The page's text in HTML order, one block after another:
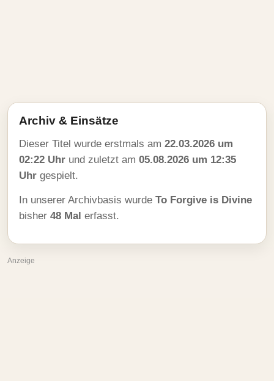
Archiv & Einsätze
Dieser Titel wurde erstmals am 22.03.2026 um
02:22 Uhr und zuletzt am 05.08.2026 um 12:35
Uhr gespielt.
In unserer Archivbasis wurde To Forgive is Divine
bisher 48 Mal erfasst.
Anzeige